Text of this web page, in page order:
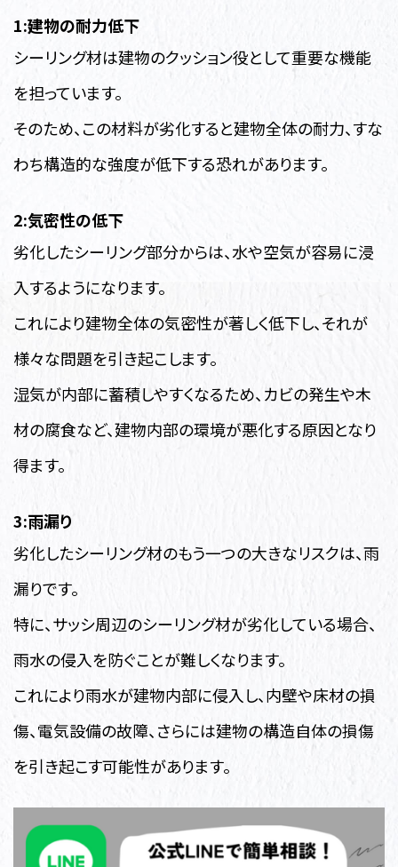
1:建物の耐力低下
シーリング材は建物のクッション役として重要な機能
を担っています。
そのため、この材料が劣化すると建物全体の耐力、すな
わち構造的な強度が低下する恐れがあります。
2:気密性の低下
劣化したシーリング部分からは、水や空気が容易に浸
入するようになります。
これにより建物全体の気密性が著しく低下し、それが
様々な問題を引き起こします。
湿気が内部に蓄積しやすくなるため、カビの発生や木
材の腐食など、建物内部の環境が悪化する原因となり
得ます。
3:雨漏り
劣化したシーリング材のもう一つの大きなリスクは、雨
漏りです。
特に、サッシ周辺のシーリング材が劣化している場合、
雨水の侵入を防ぐことが難しくなります。
これにより雨水が建物内部に侵入し、内壁や床材の損
傷、電気設備の故障、さらには建物の構造自体の損傷
を引き起こす可能性があります。